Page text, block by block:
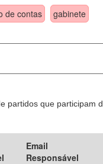
de contas
gabinete
partidos que participam
Email
Responsável